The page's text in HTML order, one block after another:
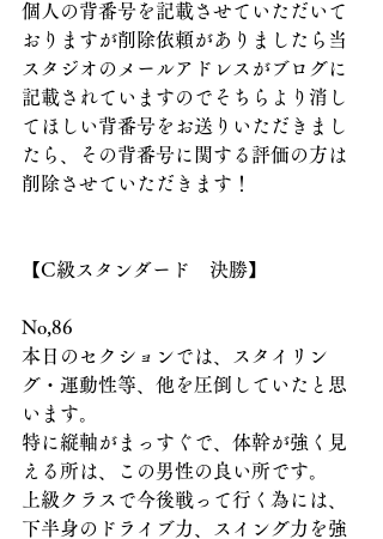
個人の背番号を記載させていただいて
おりますが削除依頼がありましたら当
スタジオのメールアドレスがブログに
記載されていますのでそちらより消し
てほしい背番号をお送りいただきまし
たら、その背番号に関する評価の方は
削除させていただきます！
【C級スタンダード　決勝】
No,86
本日のセクションでは、スタイリン
グ・運動性等、他を圧倒していたと思
います。
特に縦軸がまっすぐで、体幹が強く見
える所は、この男性の良い所です。
上級クラスで今後戦って行く為には、
下半身のドライブ力、スイング力を強